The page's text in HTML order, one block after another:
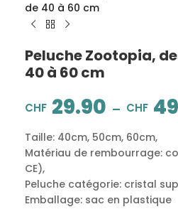
de 40 à 60 cm
Peluche Zootopia,
40 à 60 cm
CHF 29.90 – CHF
Taille: 40cm, 50cm, 60cm,
Matériau de rembourrage:
CE),
Peluche catégorie: cristal
Emballage: sac en plastique